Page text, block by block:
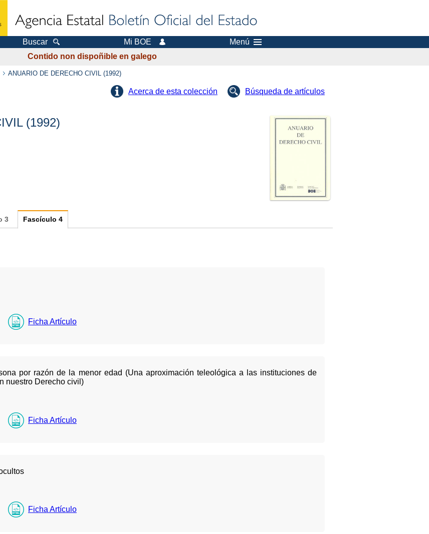
Buscar Mi BOE
Menú
Contido non dispoñible en galego
ANUARIO DE DERECHO CIVIL (1992)
Acerca de esta colección Búsqueda de artículos
(1992)
3 Fascículo 4
Ficha Artículo
por razón de la menor edad (Una aproximación teleológica a las instituciones de
nuestro Derecho civil)
Ficha Artículo
Ficha Artículo